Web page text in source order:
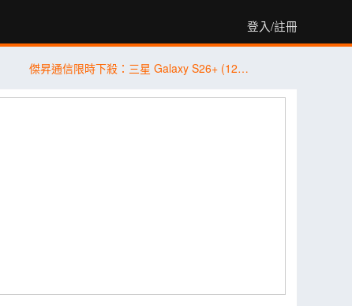
登入/註冊
傑昇通信限時下殺：三星 Galaxy S26+ (12G/256G) 只要 $29,990 元！(8/6-8/9)